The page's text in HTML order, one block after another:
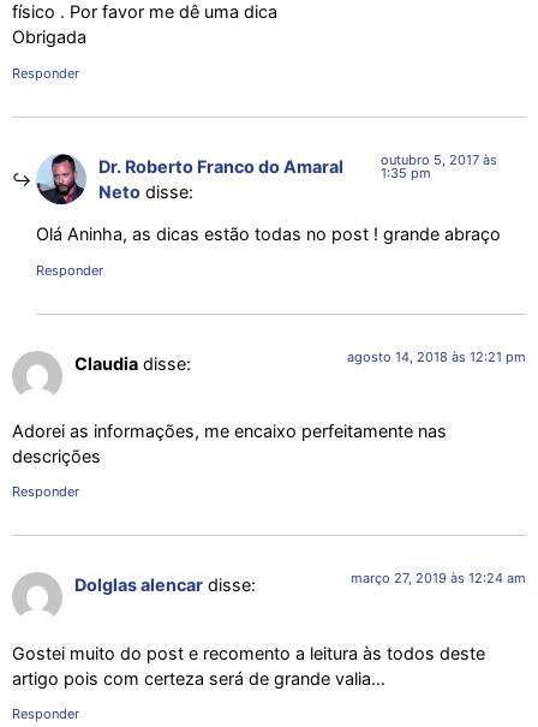
físico . Por favor me dê uma dica
Obrigada
Responder
Dr. Roberto Franco do Amaral
Neto disse:
outubro 5, 2017 às
1:35 pm
Olá Aninha, as dicas estão todas no post ! grande abraço
Responder
Claudia disse: agosto 14, 2018 às 12:21 pm
Adorei as informações, me encaixo perfeitamente nas
descrições
Responder
Dolglas alencar disse: março 27, 2019 às 12:24 am
Gostei muito do post e recomento a leitura às todos deste
artigo pois com certeza será de grande valia…
Responder